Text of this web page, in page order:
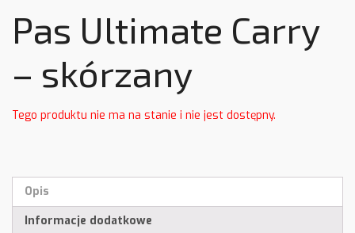
Pas Ultimate Carry
– skórzany
Tego produktu nie ma na stanie i nie jest dostępny.
Opis
Informacje dodatkowe